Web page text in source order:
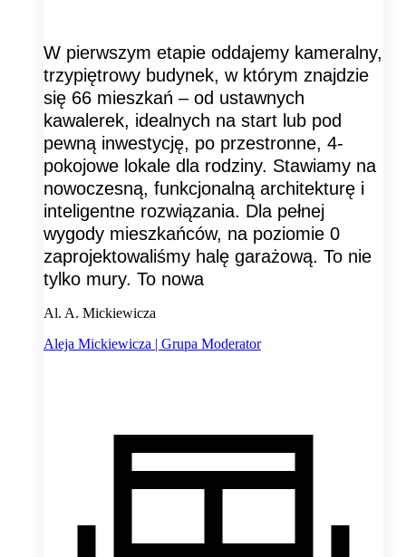
W pierwszym etapie oddajemy kameralny,
trzypiętrowy budynek, w którym znajdzie
się 66 mieszkań – od ustawnych
kawalerek, idealnych na start lub pod
pewną inwestycję, po przestronne, 4-
pokojowe lokale dla rodziny. Stawiamy na
nowoczesną, funkcjonalną architekturę i
inteligentne rozwiązania. Dla pełnej
wygody mieszkańców, na poziomie 0
zaprojektowaliśmy halę garażową. To nie
tylko mury. To nowa
Al. A. Mickiewicza
Aleja Mickiewicza | Grupa Moderator